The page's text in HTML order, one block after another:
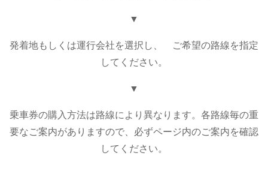
▼
発着地もしくは運行会社を選択し、 ご希望の路線を指定
してください。
▼
乗車券の購入方法は路線により異なります。各路線毎の重
要なご案内がありますので、必ずページ内のご案内を確認
してください。